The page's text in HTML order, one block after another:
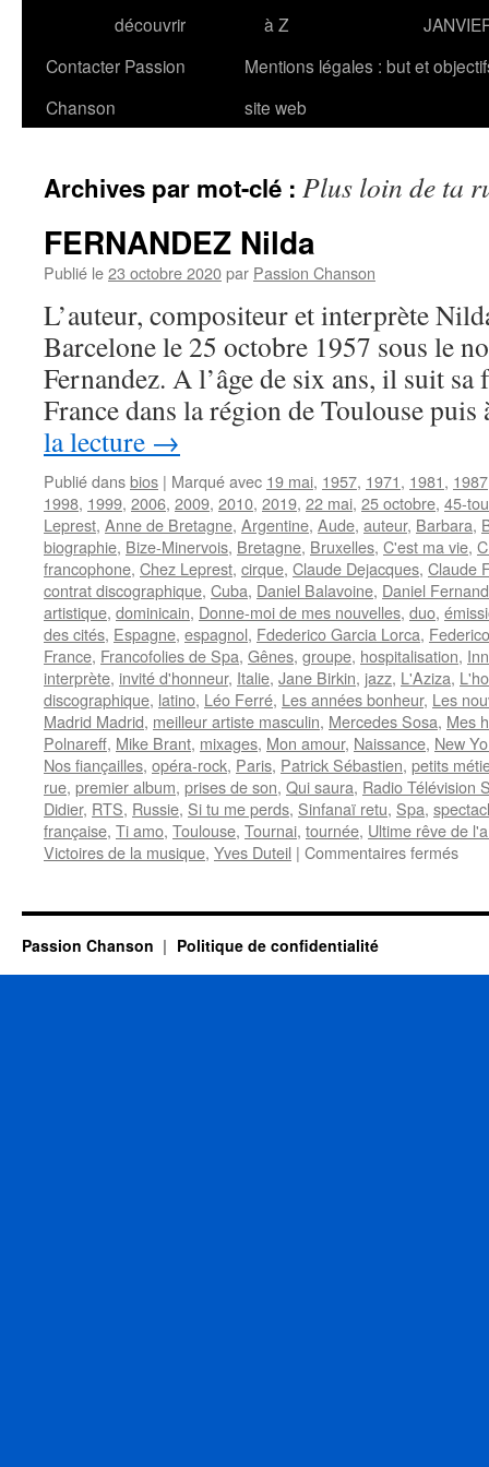
découvrir
à Z
Contacter Passion
Chanson
Mentions légales : but et
site web
Archives par mot-clé : Plus loin de ta
FERNANDEZ Nilda
Publié le23 octobre 2020par Passion Chanson
L’auteur, compositeur et interprète
Barcelone le 25 octobre 1957 sous le
Fernandez. A l’âge de six ans, il suit
France dans la région de Toulouse
la lecture →
Publié dansbios | Marqué avec 19 mai, 1957, 1971, 1981, 1987
1998, 1999, 2006, 2009, 2010, 2019, 22 mai, 25 octobre, 45-
Leprest, Anne de Bretagne, Argentine, Aude, auteur, Barbara,
biographie, Bize-Minervois, Bretagne, Bruxelles, C'est ma vie,
francophone, Chez Leprest, cirque, Claude Dejacques, Claude
contrat discographique, Cuba, Daniel Balavoine, Daniel
artistique, dominicain, Donne-moi de mes nouvelles, duo,
des cités, Espagne, espagnol, Fdederico Garcia Lorca,
France, Francofolies de Spa, Gênes, groupe, hospitalisation,
interprète, invité d'honneur, Italie, Jane Birkin, jazz, L'Aziza,
discographique, latino, Léo Ferré, Les années bonheur, Les
Madrid Madrid, meilleur artiste masculin, Mercedes Sosa, Mes
Polnareff, Mike Brant, mixages, Mon amour, Naissance, New
Nos fiançailles, opéra-rock, Paris, Patrick Sébastien, petits
rue, premier album, prises de son, Qui saura, Radio Télévision
Didier, RTS, Russie, Si tu me perds, Sinfanaï retu, Spa,
française, Ti amo, Toulouse, Tournai, tournée, Ultime rêve de
Victoires de la musique, Yves Duteil | Commentaires ferméssur
Passion Chanson Politique de confidentialité